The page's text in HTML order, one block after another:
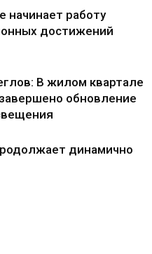
начинает работу
достижений
В жилом квартале
обновление
динамично